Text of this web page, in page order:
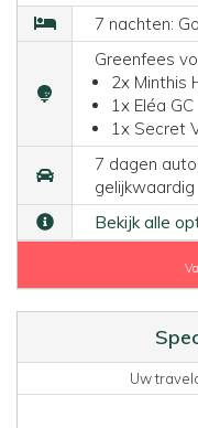
7 nachten:
Greenfees
2x Minthis
1x Eléa GC
1x Secret
7 dagen
gelijkwaardig
Bekijk alle
Uw